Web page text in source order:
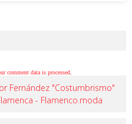
comment data is processed
Fernández "Costumbrismo"
- Flamenco.moda